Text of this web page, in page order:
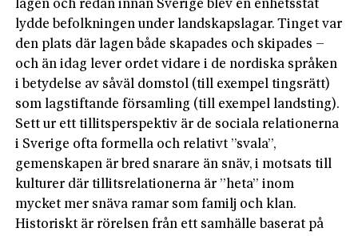
lagen och redan innan Sverige blev en enhetsstat
lydde befolkningen under landskapslagar. Tinget var
den plats där lagen både skapades och skipades –
och än idag lever ordet vidare i de nordiska språken
i betydelse av såväl domstol (till exempel tingsrätt)
som lagstiftande församling (till exempel landsting).
Sett ur ett tillitsperspektiv är de sociala relationerna
i Sverige ofta formella och relativt ”svala”,
gemenskapen är bred snarare än snäv, i motsats till
kulturer där tillitsrelationerna är ”heta” inom
mycket mer snäva ramar som familj och klan.
Historiskt är rörelsen från ett samhälle baserat på